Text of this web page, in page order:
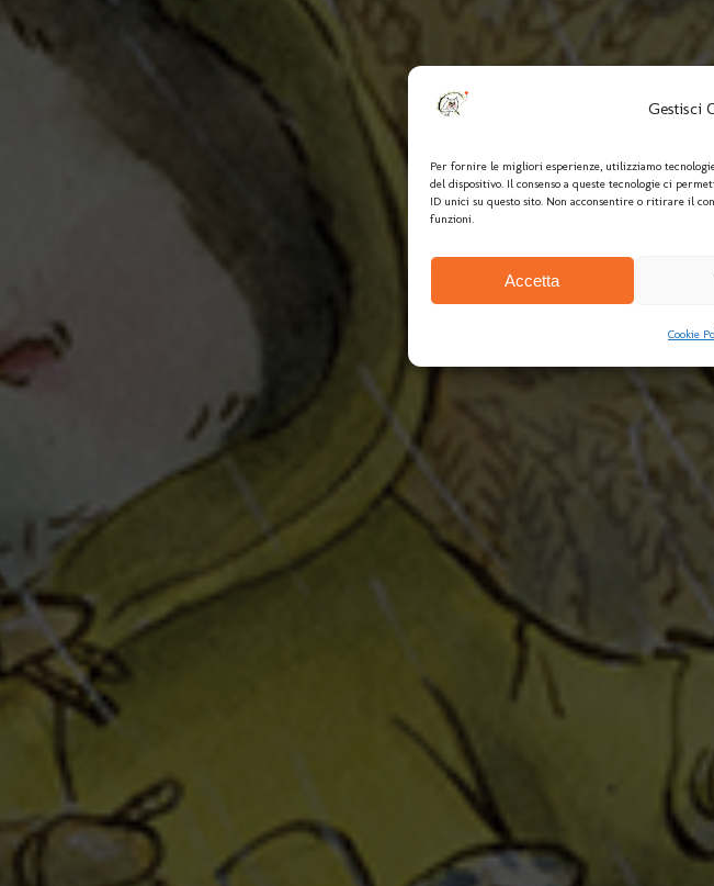
Gestisci
Per fornire le migliori esperienze, utilizziamo
del dispositivo. Il consenso a queste tecnologie ci
ID unici su questo sito. Non acconsentire o ritirare il
funzioni.
Accetta
Cookie